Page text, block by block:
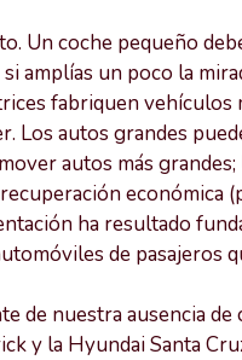
Un coche pequeño
amplías un poco la
fabriquen vehículos
Los autos grandes
autos más
económica
ha resultado
de pasajeros
de nuestra ausencia
y la Hyundai Santa